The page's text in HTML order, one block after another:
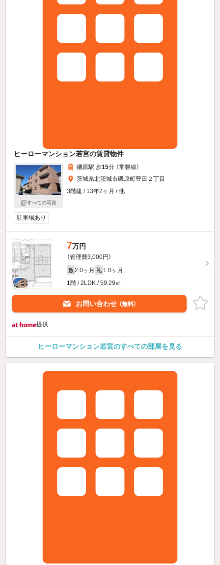
ヒーローマンション若宮の賃貸物件
すべての写真
磯原駅 歩15分 （常磐線）
茨城県北茨城市磯原町豊田２丁目
3階建 / 13年2ヶ月 / 他
駐車場あり
7万円
（管理費3,000円）
敷 2.0ヶ月 礼 1.0ヶ月
1階 / 2LDK / 59.29㎡
お問い合わせ （無料）
提供
ヒーローマンション若宮のすべての部屋を見る